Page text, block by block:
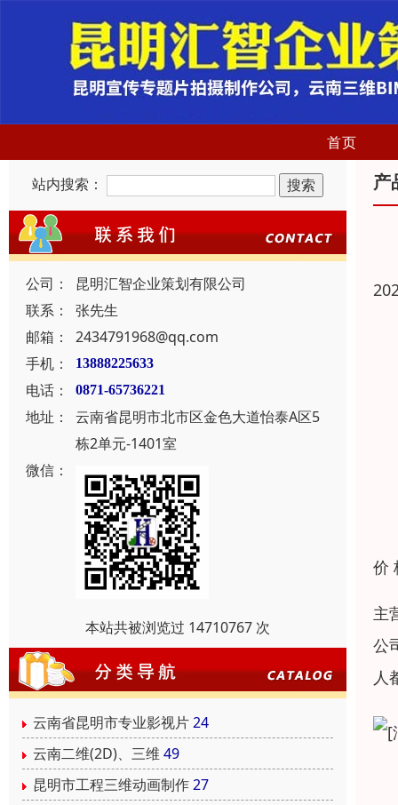
首页
站内搜索：
公司：
昆明汇智企业策划有限公司
联系：
张先生
邮箱：
2434791968@qq.com
手机：
13888225633
电话： 0871-65736221
地址：
云南省昆明市北市区金色大道怡泰A区5
栋2单元-1401室
微信：
本站共被浏览过 14710767 次
云南省昆明市专业影视片24
云南二维(2D)、三维 49
昆明市工程三维动画制作27
产
价
主
公
人